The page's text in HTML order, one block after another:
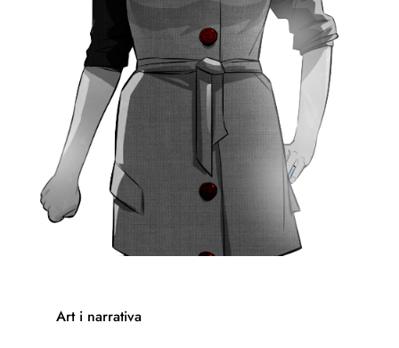
Art i narrativa